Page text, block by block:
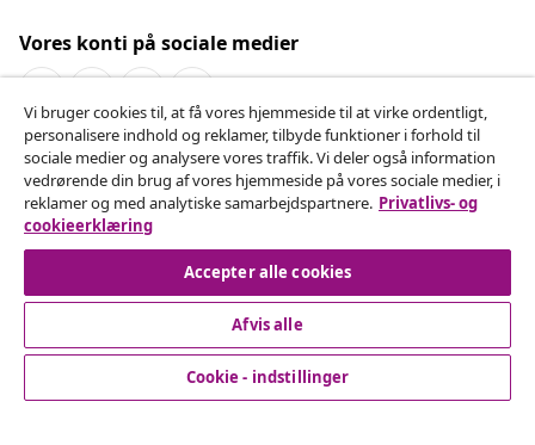
Vores konti på sociale medier
Fortryd køb
Indsend en anmodning om at fortryde din ordre.
Fortryd køb
Kundeservice
Vi bruger cookies til, at få vores hjemmeside til at virke ordentligt,
personalisere indhold og reklamer, tilbyde funktioner i forhold til
sociale medier og analysere vores traffik. Vi deler også information
vedrørende din brug af vores hjemmeside på vores sociale medier, i
reklamer og med analytiske samarbejdspartnere. Privatlivs- og
cookieerklæring
Accepter alle cookies
Afvis alle
Cookie - indstillinger